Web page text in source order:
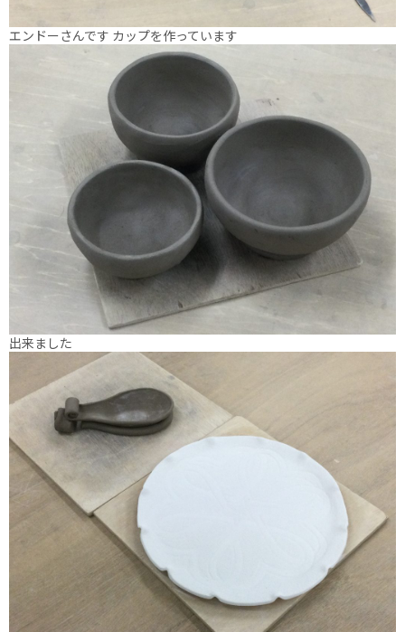
エンドーさんです カップを作っています
出来ました